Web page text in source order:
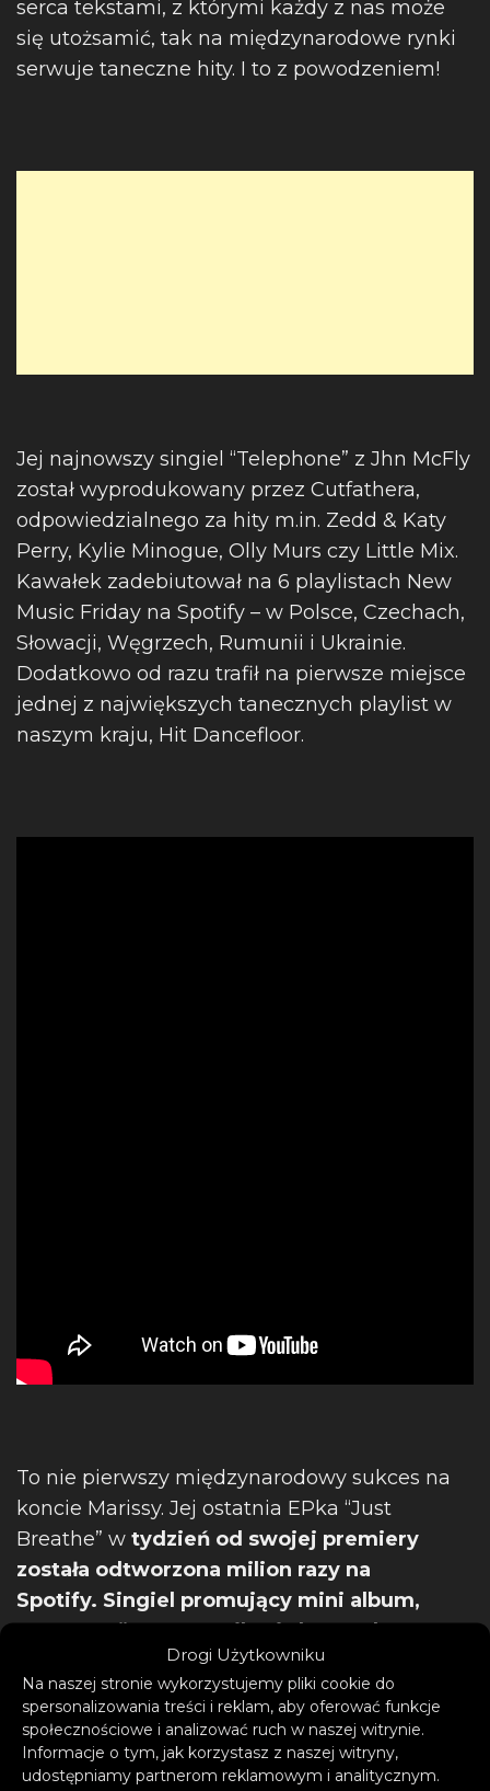
Drogi Użytkowniku
Na naszej stronie wykorzystujemy pliki cookie do
spersonalizowania treści i reklam, aby oferować funkcje
społecznościowe i analizować ruch w naszej witrynie.
Informacje o tym, jak korzystasz z naszej witryny,
udostępniamy partnerom reklamowym i analitycznym.
serca tekstami, z którymi każdy z nas może
się utożsamić, tak na międzynarodowe rynki
serwuje taneczne hity. I to z powodzeniem!
Jej najnowszy singiel “Telephone” z Jhn McFly
został wyprodukowany przez Cutfathera,
odpowiedzialnego za hity m.in. Zedd & Katy
Perry, Kylie Minogue, Olly Murs czy Little Mix.
Kawałek zadebiutował na 6 playlistach New
Music Friday na Spotify – w Polsce, Czechach,
Słowacji, Węgrzech, Rumunii i Ukrainie.
Dodatkowo od razu trafił na pierwsze miejsce
jednej z największych tanecznych playlist w
naszym kraju, Hit Dancefloor.
To nie pierwszy międzynarodowy sukces na
koncie Marissy. Jej ostatnia EPka “Just
Breathe” w tydzień od swojej premiery
została odtworzona milion razy na
Spotify. Singiel promujący mini album,
“Stranger” z Keanu Silvą i Jhn McFly,
zadebiutował na 20. międzynarodowych
playlistach New Music Friday.Obecnie
utwór znajduje się w TOP20 polskiego
airplaya. Natomiast ballada pochodząca z jej
pierwszej EPki, “365 days” nagrana z EMO